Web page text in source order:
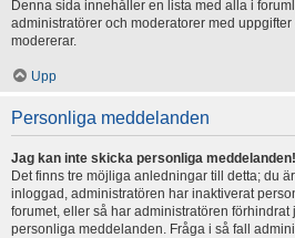
Denna sida innehåller en lista med alla i
administratörer och moderatorer med
modererar.
Upp
Personliga meddelanden
Jag kan inte skicka personliga meddelanden!
Det finns tre möjliga anledningar till detta; du
inloggad, administratören har inaktiverat
forumet, eller så har administratören förhindrat
personliga meddelanden. Fråga i så fall